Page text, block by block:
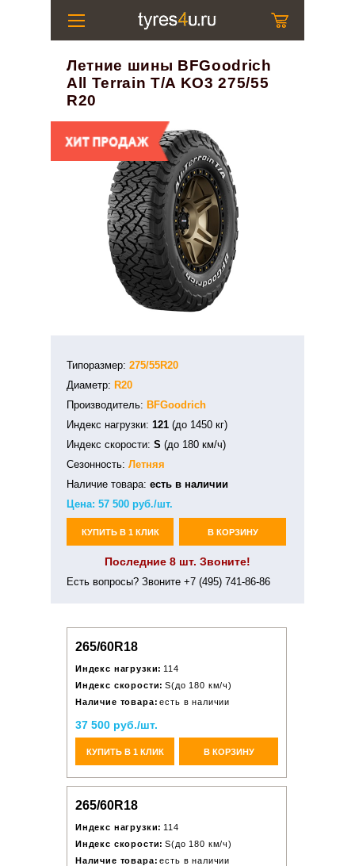
Летние шины BFGoodrich
All Terrain T/A KO3 275/55
R20
Типоразмер: 275/55R20
Диаметр: R20
Производитель: BFGoodrich
Индекс нагрузки: 121 (до 1450 кг)
Индекс скорости: S (до 180 км/ч)
Сезонность: Летняя
Наличие товара: есть в наличии
Цена: 57 500 руб./шт.
КУПИТЬ В 1 КЛИК В КОРЗИНУ
Последние 8 шт. Звоните!
Есть вопросы? Звоните +7 (495) 741-86-86
265/60R18
Индекс нагрузки: 114
Индекс скорости: S(до 180 км/ч)
Наличие товара: есть в наличии
37 500 руб./шт.
КУПИТЬ В 1 КЛИК В КОРЗИНУ
265/60R18
Индекс нагрузки: 114
Индекс скорости: S(до 180 км/ч)
Наличие товара: есть в наличии